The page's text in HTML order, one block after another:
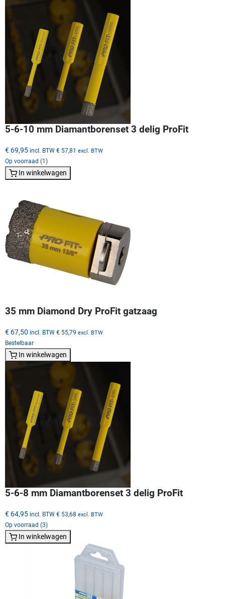
5-6-10 mm Diamantborenset 3 delig ProFit
€ 69,95 incl. BTW € 57,81 excl. BTW
Op voorraad (1)
In winkelwagen
35 mm Diamond Dry ProFit gatzaag
€ 67,50 incl. BTW € 55,79 excl. BTW
Bestelbaar
In winkelwagen
5-6-8 mm Diamantborenset 3 delig ProFit
€ 64,95 incl. BTW € 53,68 excl. BTW
Op voorraad (3)
In winkelwagen